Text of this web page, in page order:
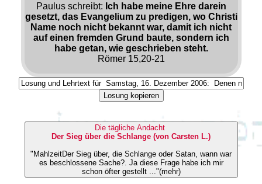
Paulus schreibt: Ich habe meine Ehre darein
gesetzt, das Evangelium zu predigen, wo Christi
Name noch nicht bekannt war, damit ich nicht
auf einen fremden Grund baute, sondern ich
habe getan, wie geschrieben steht.
Römer 15,20-21
Losung kopieren
Die tägliche Andacht
Der Sieg über die Schlange (von Carsten L.)
"MahlzeitDer Sieg über, die Schlange oder Satan, wann war
es beschlossene Sache?. Ja diese Frage habe ich mir
schon öfter gestellt ..."(mehr)